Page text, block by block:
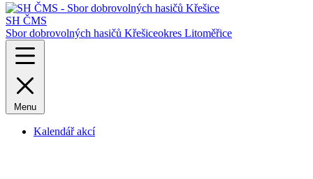
SH ČMS
Sbor dobrovolných hasičů Křešiceokres Litoměřice
Menu
Kalendář akcí